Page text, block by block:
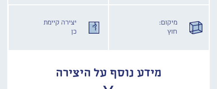
מיקום:
חוץ
יצירה קיימת
כן
מידע נוסף על היצירה